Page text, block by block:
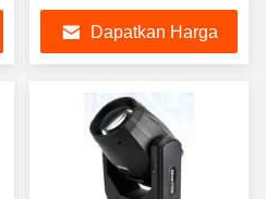
Dapatkan Harga